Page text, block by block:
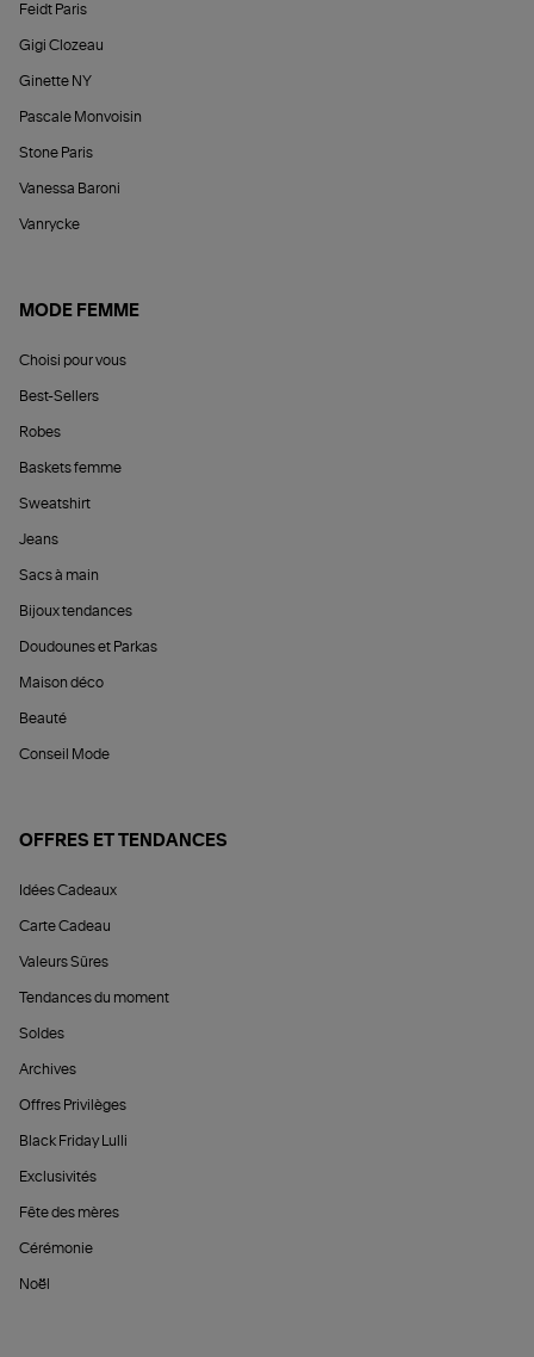
Feidt Paris
Gigi Clozeau
Ginette NY
Pascale Monvoisin
Stone Paris
Vanessa Baroni
Vanrycke
MODE FEMME
Choisi pour vous
Best-Sellers
Robes
Baskets femme
Sweatshirt
Jeans
Sacs à main
Bijoux tendances
Doudounes et Parkas
Maison déco
Beauté
Conseil Mode
OFFRES ET TENDANCES
Idées Cadeaux
Carte Cadeau
Valeurs Sûres
Tendances du moment
Soldes
Archives
Offres Privilèges
Black Friday Lulli
Exclusivités
Fête des mères
Cérémonie
Noël